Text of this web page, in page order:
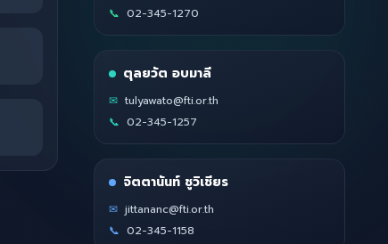
📞 02-345-1270
ตุลยวัต อบมาลี
✉ tulyawato@fti.or.th
📞 02-345-1257
จิตตานันท์ ชูวิเชียร
✉ jittananc@fti.or.th
📞 02-345-1158